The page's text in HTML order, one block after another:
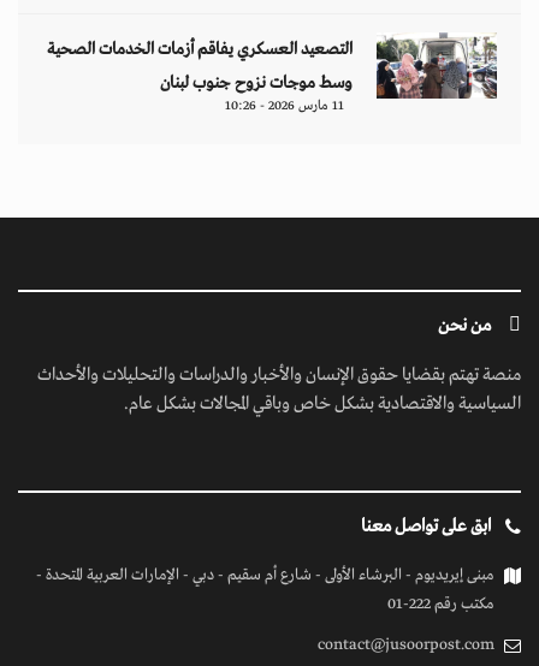
التصعيد العسكري يفاقم أزمات الخدمات الصحية
وسط موجات نزوح جنوب لبنان
11 مارس 2026 - 10:26
من نحن
منصة تهتم بقضايا حقوق الإنسان والأخبار والدراسات والتحليلات والأحداث
السياسية والاقتصادية بشكل خاص وباقي المجالات بشكل عام.
ابق على تواصل معنا
مبنى إيريديوم - البرشاء الأولى - شارع أم سقيم - دبي - الإمارات العربية المتحدة -
مكتب رقم 222-01
contact@jusoorpost.com